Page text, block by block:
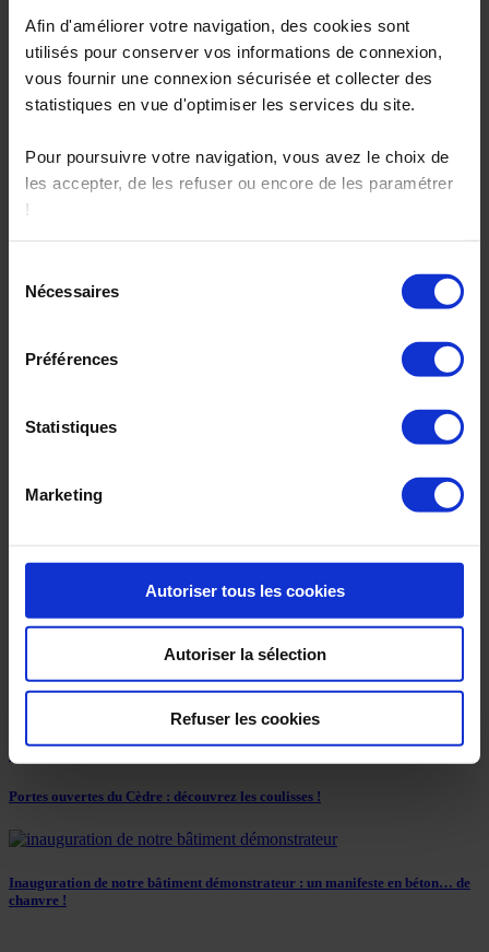
Afin d'améliorer votre navigation, des cookies sont
utilisés pour conserver vos informations de connexion,
vous fournir une connexion sécurisée et collecter des
statistiques en vue d'optimiser les services du site.
Pour poursuivre votre navigation, vous avez le choix de
les accepter, de les refuser ou encore de les paramétrer
!
notre page spéciale "Politique et gestion des cookies"
positionnée en bas de page sur chacun de nos sites.
Pour en savoir plus sur notre politique de protection des
Nécessaires
Préférences
Statistiques
Marketing
Autoriser tous les cookies
Autoriser la sélection
Refuser les cookies
Je demande une étude économique
Vous êtes ici :
Accueil
Vie du groupement
La FNOGEC parle du Cèdre
La FNOGEC parle du Cèdre
La FNOGEC publie dans son magazine l’Arc Boutant un article qui
différencie par rapport à d’autres centrales ou groupements.
Catalogue 2026 : vos économies durables à la carte
Portes ouvertes du Cèdre : découvrez les coulisses !
Inauguration de notre bâtiment démonstrateur : un manifeste en béton… de
chanvre !